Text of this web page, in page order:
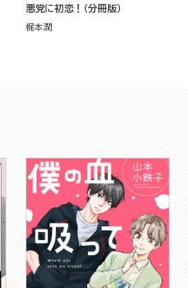
悪党に初恋！（分冊版）
梶本潤